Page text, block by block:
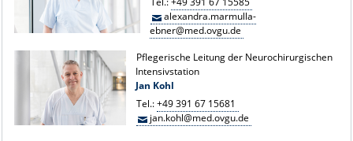
alexandra.marmulla-
ebner@med.ovgu.de
Pflegerische Leitung der Neurochirurgischen
Intensivstation
Jan Kohl
Tel.:+49 391 67 15681
jan.kohl@med.ovgu.de